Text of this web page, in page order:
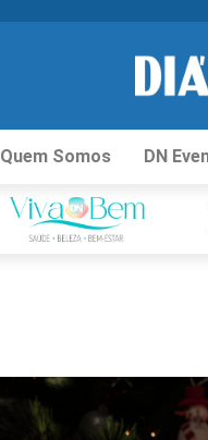
Quem Somos DN